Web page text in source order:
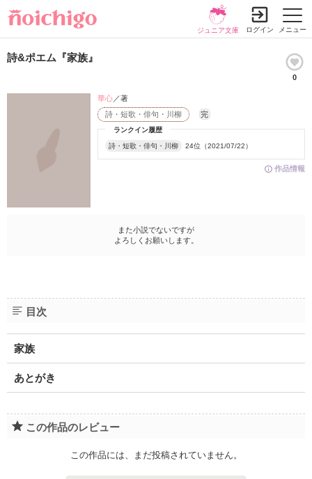
メニュー
ジュニア文庫 ログイン
詩&ポエム『家族』
0
作品情報
ランクイン履歴
詩・短歌・俳句・川柳 24位（2021/07/22）
詩・短歌・俳句・川柳 完
華心／著
また小説でないですが
よろしくお願いします。
目次
家族
あとがき
この作品のレビュー
この作品には、まだ投稿されていません。